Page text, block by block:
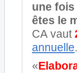
une
êtes le
CA vaut
annuelle.
«